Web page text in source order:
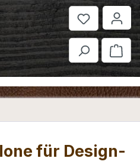
für Design-